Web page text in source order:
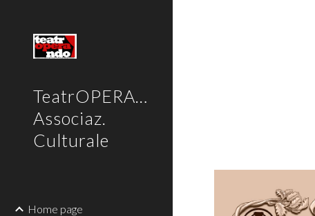
TeatrOPERAndo
Associaz.
Culturale
Home page